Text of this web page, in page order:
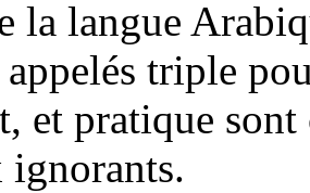
la langue
appelés triple
et pratique
ignorants.